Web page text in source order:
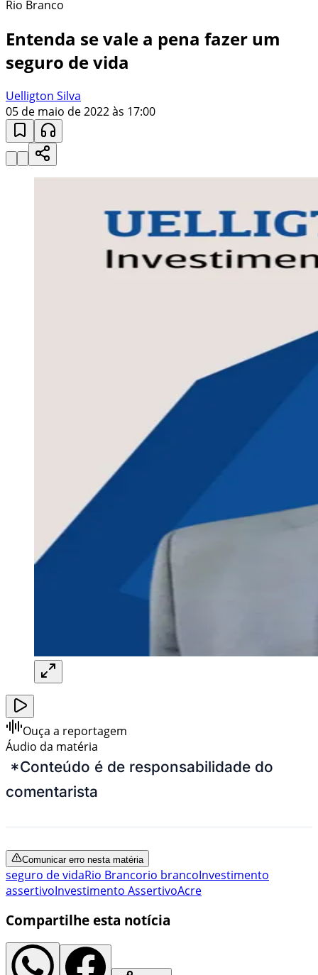
Rio Branco
Entenda se vale a pena fazer um
seguro de vida
Uelligton Silva
05 de maio de 2022 às 17:00
Ouça a reportagem
Áudio da matéria
*Conteúdo é de responsabilidade do
comentarista
Comunicar erro nesta matéria
seguro de vidaRio Brancorio brancoInvestimento
assertivoInvestimento AssertivoAcre
Compartilhe esta notícia